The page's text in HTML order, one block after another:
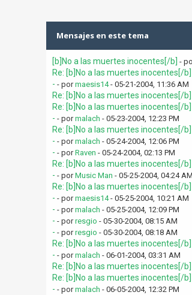
Mensajes en este tema
[b]No a las muertes inocentes[/b] -
Re: [b]No a las muertes inocentes[/b]
- - pormaesis14- 05-21-2004, 11:36 AM
Re: [b]No a las muertes inocentes[/b]
Re: [b]No a las muertes inocentes[/b]
- - pormalach - 05-23-2004, 12:23 PM
Re: [b]No a las muertes inocentes[/b]
- - pormalach - 05-24-2004, 12:06 PM
- - porRaven - 05-24-2004, 02:13 PM
Re: [b]No a las muertes inocentes[/b]
- - porMusic Man - 05-25-2004, 04:24 AM
Re: [b]No a las muertes inocentes[/b]
- - pormaesis14- 05-25-2004, 10:21 AM
- - pormalach - 05-25-2004, 12:09 PM
- - porresgio - 05-30-2004, 08:15 AM
- - porresgio - 05-30-2004, 08:18 AM
Re: [b]No a las muertes inocentes[/b]
- - pormalach - 06-01-2004, 03:31 AM
Re: [b]No a las muertes inocentes[/b]
Re: [b]No a las muertes inocentes[/b]
- - pormalach - 06-05-2004, 12:32 PM